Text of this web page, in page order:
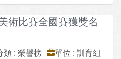
術比賽全國賽獲獎名
類 : 榮譽榜
單位 : 訓育組